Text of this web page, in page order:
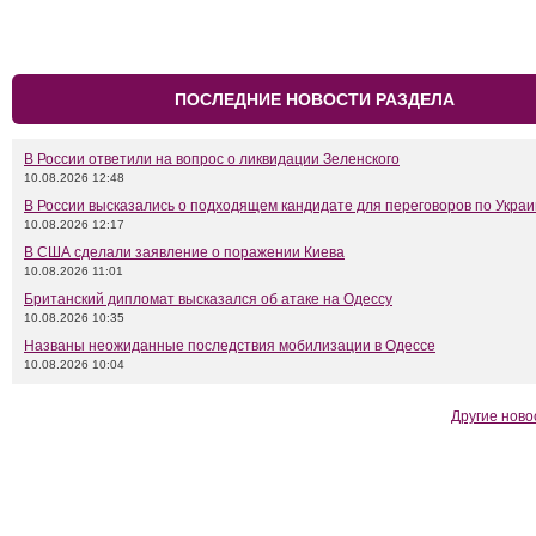
ПОСЛЕДНИЕ НОВОСТИ РАЗДЕЛА
В России ответили на вопрос о ликвидации Зеленского
10.08.2026 12:48
В России высказались о подходящем кандидате для переговоров по
10.08.2026 12:17
В США сделали заявление о поражении Киева
10.08.2026 11:01
Британский дипломат высказался об атаке на Одессу
10.08.2026 10:35
Названы неожиданные последствия мобилизации в Одессе
10.08.2026 10:04
Другие